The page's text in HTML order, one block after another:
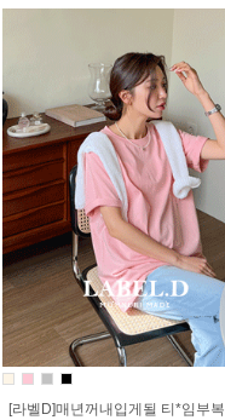
[라벨D]매년꺼내입게될 티*임부복